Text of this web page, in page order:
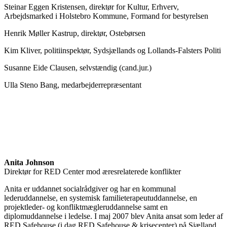
Steinar Eggen Kristensen, direktør for Kultur, Erhverv,
Arbejdsmarked i Holstebro Kommune, Formand for bestyrelsen
Henrik Møller Kastrup, direktør, Ostebørsen
Kim Kliver, politiinspektør, Sydsjællands og Lollands-Falsters Politi
Susanne Eide Clausen, selvstændig (cand.jur.)
Ulla Steno Bang, medarbejderrepræsentant
Anita Johnson
Direktør for RED Center mod æresrelaterede konflikter
Anita er uddannet socialrådgiver og har en kommunal
lederuddannelse, en systemisk familieterapeutuddannelse, en
projektleder- og konfliktmægleruddannelse samt en
diplomuddannelse i ledelse. I maj 2007 blev Anita ansat som leder af
RED Safehouse (i dag RED Safehouse & krisecenter) på Sjælland